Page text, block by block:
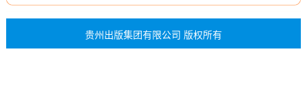
贵州出版集团有限公司 版权所有